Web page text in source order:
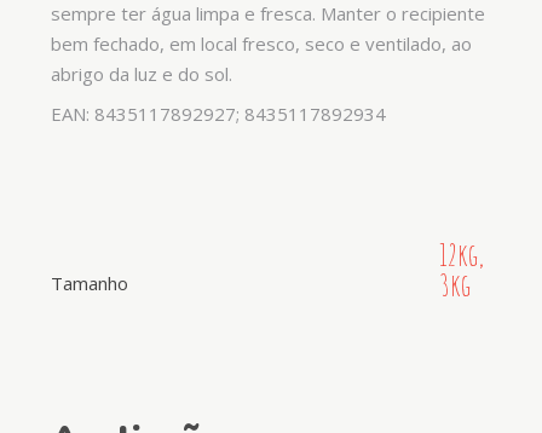
sempre ter água limpa e fresca. Manter o recipiente
bem fechado, em local fresco, seco e ventilado, ao
abrigo da luz e do sol.
EAN: 8435117892927; 8435117892934
Tamanho
12kg,
3kg